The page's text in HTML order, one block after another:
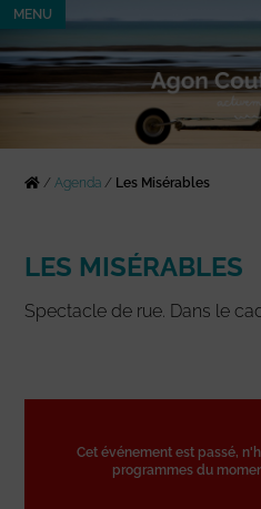
MENU
/Agenda / Les Misérables
LES MISÉRABLES
Spectacle de rue. Dans le
Cet événement est passé,
programmes du